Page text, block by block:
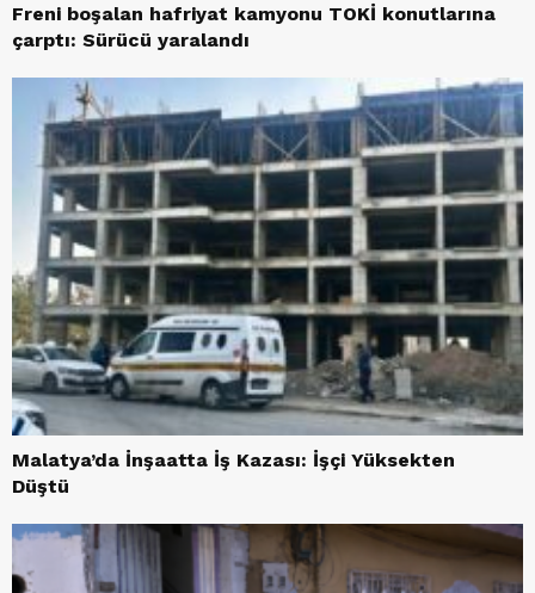
Freni boşalan hafriyat kamyonu TOKİ konutlarına
çarptı: Sürücü yaralandı
Malatya’da İnşaatta İş Kazası: İşçi Yüksekten
Düştü